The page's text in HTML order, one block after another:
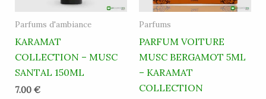
Parfums d'ambiance
KARAMAT
COLLECTION – MUSC
SANTAL 150ML
7.00 €
Parfums
PARFUM VOITURE
MUSC BERGAMOT 5ML
– KARAMAT
COLLECTION